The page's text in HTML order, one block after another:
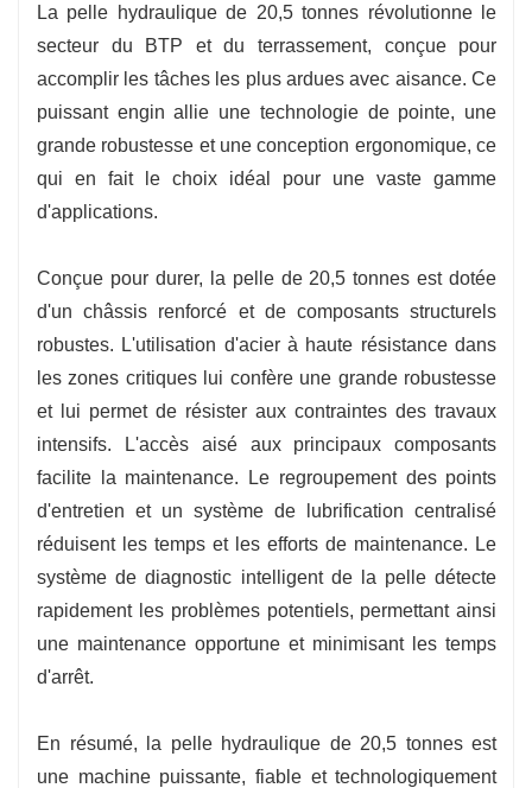
conçue pour les chantiers de construction, les
projets miniers et d'infrastructures les plus
exigeants. Alliant puissance électrique et
conception ingénieuse, cette pelle offre une
efficacité, une durabilité et une polyvalence
inégalées, ce qui en fait un atout indispensable
pour les spécialistes soucieux d'optimiser leur
La pelle hydraulique de 20,5 tonnes révolutionne le
secteur du BTP et du terrassement, conçue pour
accomplir les tâches les plus ardues avec aisance. Ce
puissant engin allie une technologie de pointe, une
grande robustesse et une conception ergonomique, ce
qui en fait le choix idéal pour une vaste gamme
d'applications.
Conçue pour durer, la pelle de 20,5 tonnes est dotée
d'un châssis renforcé et de composants structurels
robustes. L'utilisation d'acier à haute résistance dans
les zones critiques lui confère une grande robustesse
et lui permet de résister aux contraintes des travaux
intensifs. L'accès aisé aux principaux composants
facilite la maintenance. Le regroupement des points
d'entretien et un système de lubrification centralisé
réduisent les temps et les efforts de maintenance. Le
système de diagnostic intelligent de la pelle détecte
rapidement les problèmes potentiels, permettant ainsi
une maintenance opportune et minimisant les temps
d'arrêt.
En résumé, la pelle hydraulique de 20,5 tonnes est
une machine puissante, fiable et technologiquement